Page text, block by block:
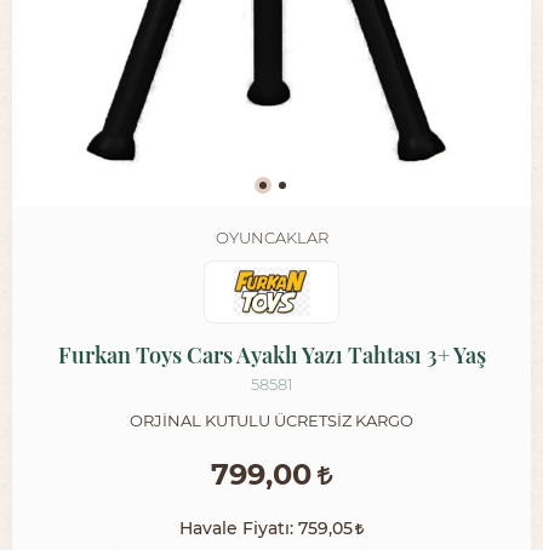
OYUNCAKLAR
Furkan Toys Cars Ayaklı Yazı Tahtası 3+ Yaş
58581
ORJİNAL KUTULU ÜCRETSİZ KARGO
799,00
Havale Fiyatı: 759,05